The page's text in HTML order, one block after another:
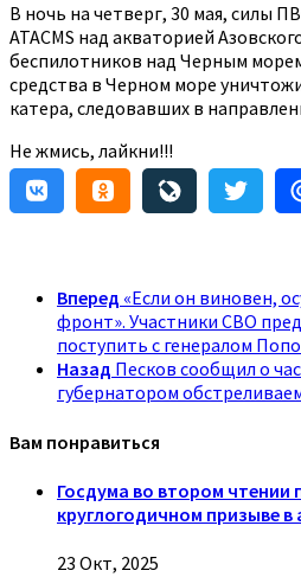
В ночь на четверг, 30 мая, силы
ATACMS над акваторией
беспилотников над Черным
средства в Черном море
катера, следовавших в
Не жмись, лайкни!!!
Вперед «Если он виновен,
фронт». Участники СВО
поступить с генералом
Назад Песков сообщил о
губернатором
Вам понравиться
Госдума во втором чтении
круглогодичном призыве
23 Окт, 2025